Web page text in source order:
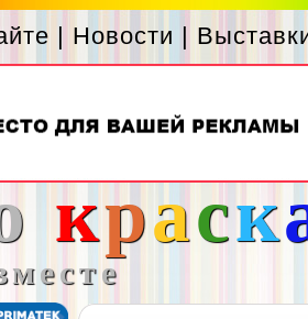
| Новости |
краск